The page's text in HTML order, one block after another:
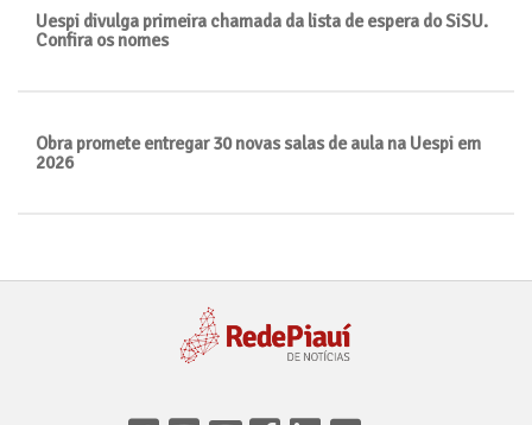
Uespi divulga primeira chamada da lista de espera do SiSU.
Confira os nomes
Obra promete entregar 30 novas salas de aula na Uespi em
2026